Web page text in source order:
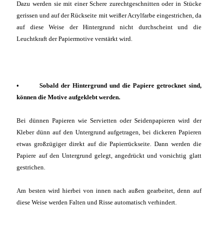
Dazu werden sie mit einer Schere zurechtgeschnitten oder in Stücke
gerissen und auf der Rückseite mit weißer Acrylfarbe eingestrichen, da
auf diese Weise der Hintergrund nicht durchscheint und die
Leuchtkraft der Papiermotive verstärkt wird.
• Sobald der Hintergrund und die Papiere getrocknet sind,
können die Motive aufgeklebt werden.
Bei dünnen Papieren wie Servietten oder Seidenpapieren wird der
Kleber dünn auf den Untergrund aufgetragen, bei dickeren Papieren
etwas großzügiger direkt auf die Papierrückseite. Dann werden die
Papiere auf den Untergrund gelegt, angedrückt und vorsichtig glatt
gestrichen.
Am besten wird hierbei von innen nach außen gearbeitet, denn auf
diese Weise werden Falten und Risse automatisch verhindert.